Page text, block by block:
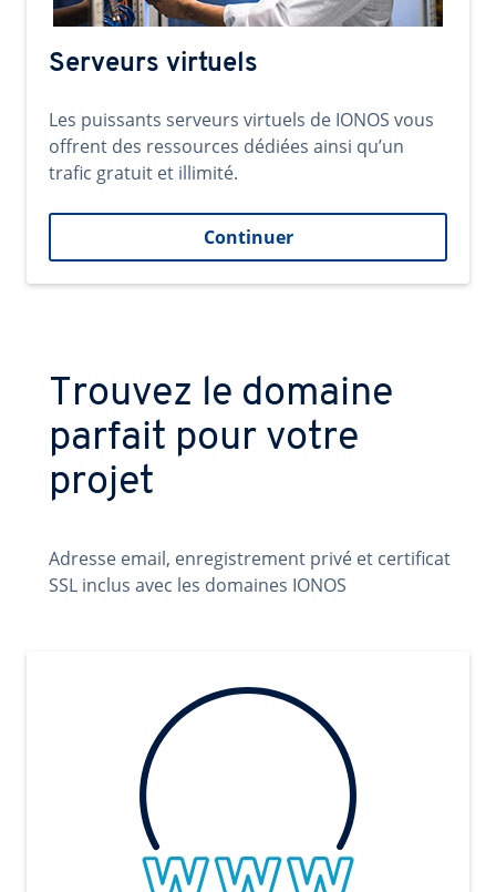
Serveurs virtuels
Les puissants serveurs virtuels de IONOS vous
offrent des ressources dédiées ainsi qu’un
trafic gratuit et illimité.
Continuer
Trouvez le domaine
parfait pour votre
projet
Adresse email, enregistrement privé et certificat
SSL inclus avec les domaines IONOS